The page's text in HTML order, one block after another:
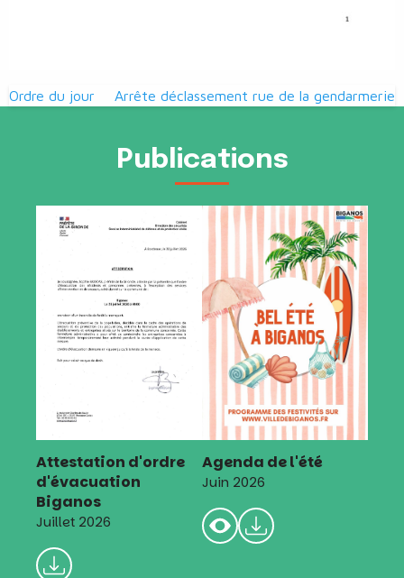
Navigation
Ordre du jour Arrête déclassement rue de la gendarmerie
Publications
Attestation d'ordre
d'évacuation
Biganos
Juillet 2026
Agenda de l'été
Juin 2026